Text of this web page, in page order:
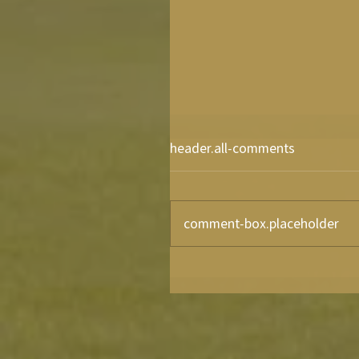
旭志牛ジャンボフランク
header.all-comments
comment-box.placeholder